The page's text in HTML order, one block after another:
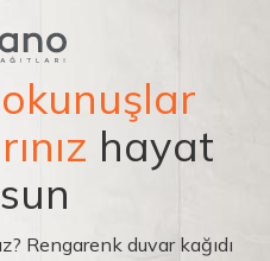
hayat
Rengarenk duvar kağıdı